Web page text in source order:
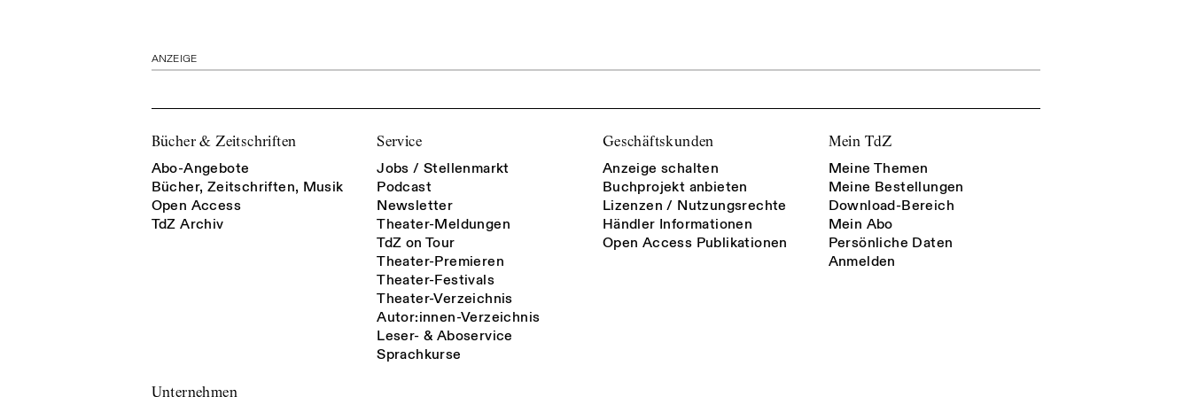
ANZEIGE
Bücher & Zeitschriften
Abo-Angebote
Bücher, Zeitschriften, Musik
Open Access
TdZ Archiv
Service
Jobs / Stellenmarkt
Podcast
Newsletter
Theater-Meldungen
TdZ on Tour
Theater-Premieren
Theater-Festivals
Theater-Verzeichnis
Autor:innen-Verzeichnis
Leser- & Aboservice
Sprachkurse
Geschäftskunden
Anzeige schalten
Buchprojekt anbieten
Lizenzen / Nutzungsrechte
Händler Informationen
Open Access Publikationen
Mein TdZ
Meine Themen
Meine Bestellungen
Download-Bereich
Mein Abo
Persönliche Daten
Anmelden
Unternehmen